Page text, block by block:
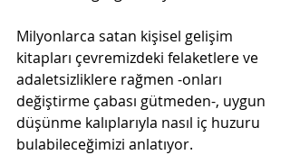
Milyonlarca satan kişisel gelişim
kitapları çevremizdeki felaketlere ve
adaletsizliklere rağmen -onları
değiştirme çabası gütmeden-, uygun
düşünme kalıplarıyla nasıl iç huzuru
bulabileceğimizi anlatıyor.